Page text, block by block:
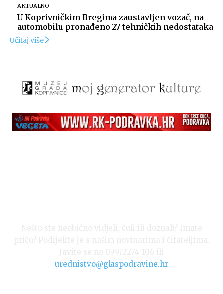
AKTUALNO
U Koprivničkim Bregima zaustavljen vozač, na
automobilu pronađeno 27 tehničkih nedostataka
Učitaj više
urednistvo@glaspodravine.hr